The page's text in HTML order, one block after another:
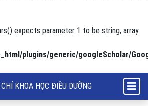
expects parameter 1 to be string, array
plugins/generic/googleScholar/
for suicide prevention in adolescences: a
KHOA HỌC ĐIỀU DƯỠNG